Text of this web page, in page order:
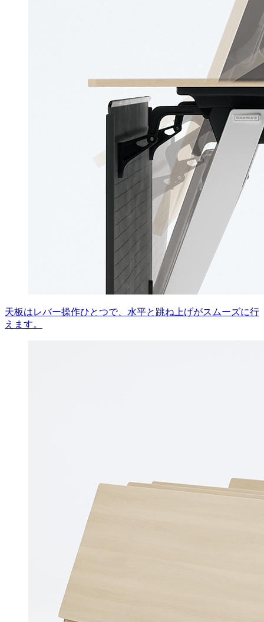
天板はレバー操作ひとつで、水平と跳ね上げがスムーズに行
えます。